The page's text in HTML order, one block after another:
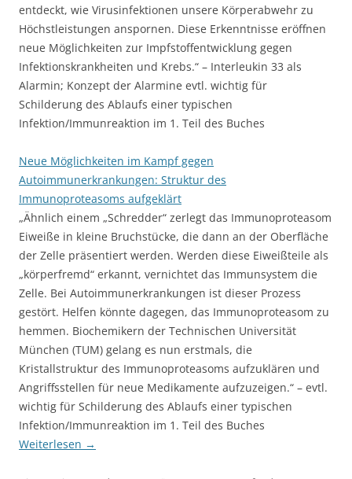
entdeckt, wie Virusinfektionen unsere Körperabwehr zu
Höchstleistungen anspornen. Diese Erkenntnisse eröffnen
neue Möglichkeiten zur Impfstoffentwicklung gegen
Infektionskrankheiten und Krebs.“ – Interleukin 33 als
Alarmin; Konzept der Alarmine evtl. wichtig für
Schilderung des Ablaufs einer typischen
Infektion/Immunreaktion im 1. Teil des Buches
Neue Möglichkeiten im Kampf gegen
Autoimmunerkrankungen: Struktur des
Immunoproteasoms aufgeklärt
„Ähnlich einem „Schredder“ zerlegt das Immunoproteasom
Eiweiße in kleine Bruchstücke, die dann an der Oberfläche
der Zelle präsentiert werden. Werden diese Eiweißteile als
„körperfremd“ erkannt, vernichtet das Immunsystem die
Zelle. Bei Autoimmunerkrankungen ist dieser Prozess
gestört. Helfen könnte dagegen, das Immunoproteasom zu
hemmen. Biochemikern der Technischen Universität
München (TUM) gelang es nun erstmals, die
Kristallstruktur des Immunoproteasoms aufzuklären und
Angriffsstellen für neue Medikamente aufzuzeigen.“ – evtl.
wichtig für Schilderung des Ablaufs einer typischen
Infektion/Immunreaktion im 1. Teil des Buches
Weiterlesen →